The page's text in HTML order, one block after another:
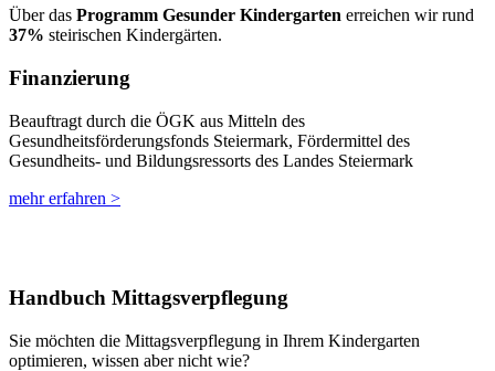
Über das Programm Gesunder Kindergarten erreichen wir rund
37% steirischen Kindergärten.
Finanzierung
Beauftragt durch die ÖGK aus Mitteln des
Gesundheitsförderungsfonds Steiermark, Fördermittel des
Gesundheits- und Bildungsressorts des Landes Steiermark
mehr erfahren >
Handbuch Mittagsverpflegung
Sie möchten die Mittagsverpflegung in Ihrem Kindergarten
optimieren, wissen aber nicht wie?